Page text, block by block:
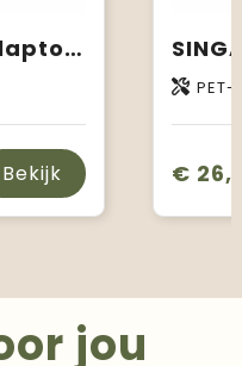
SEOUL - 300D RPET laptop rugzak
Bekijk
PET-
€
jou